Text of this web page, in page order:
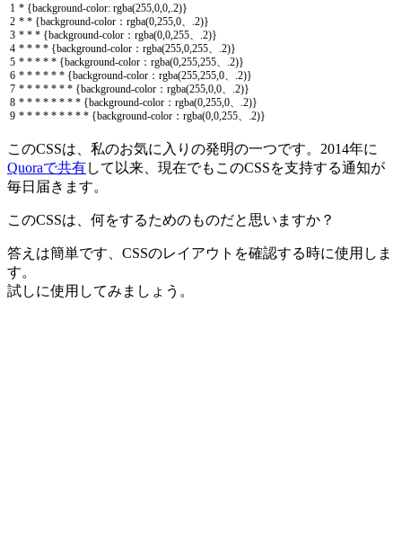
1
2
3
4
5
6
7
8
9
* {background-color: rgba(255 0 0 2)}
* * {background-color ： rgba(0 255 0 2)}
* * * {background-color ： rgba(0 0 255 2)}
* * * * {background-color ： rgba(255 0 255 2)}
* * * * * {background-color ： rgba(0 255 255 2)}
* * * * * * {background-color ： rgba(255 255 0 2)}
* * * * * * * {background-color ： rgba(255 0 0 2)}
* * * * * * * * {background-color ： rgba(0 255 0 2)}
* * * * * * * * * {background-color ： rgba(0 0 255 2)}
このCSSは、私のお気に入りの発明の一つです。2014年に
Quoraで共有して以来、現在でもこのCSSを支持する通知が
毎日届きます。
このCSSは、何をするためのものだと思いますか？
答えは簡単です、CSSのレイアウトを確認する時に使用しま
す。
試しに使用してみましょう。